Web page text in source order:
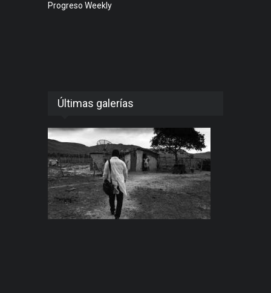
Progreso Weekly
Últimas galerías